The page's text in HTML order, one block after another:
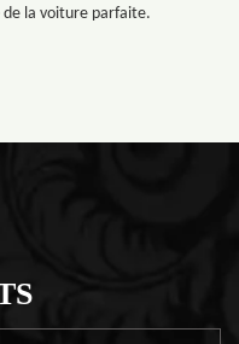
de la voiture parfaite.